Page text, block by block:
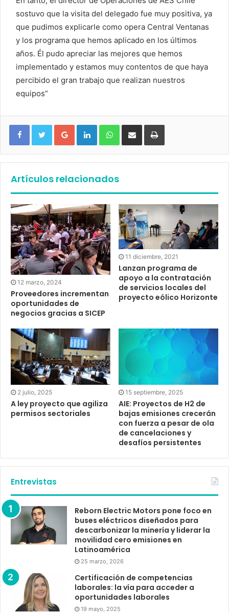
sostuvo que la visita del delegado fue muy positiva, ya
que pudimos explicarle como opera Central Ventanas
y los programa que hemos aplicado en los últimos
años. Él pudo apreciar las mejores que hemos
implementado y estamos muy contentos de que haya
percibido el gran trabajo que realizan nuestros
equipos”
Google+ LinkedIn WhatsApp
Artículos relacionados
12 marzo, 2024
Proveedores incrementan
oportunidades de
negocios gracias a SICEP
11 diciembre, 2021
Lanzan programa de
apoyo a la contratación
de servicios locales del
proyecto eólico Horizonte
2 julio, 2025
A ley proyecto que agiliza
permisos sectoriales
15 septiembre, 2025
AIE: Proyectos de H2 de
bajas emisiones crecerán
con fuerza a pesar de ola
de cancelaciones y
desafíos persistentes
Entrevistas
Reborn Electric Motors pone foco en
buses eléctricos diseñados para
descarbonizar la minería y liderar la
movilidad cero emisiones en
Latinoamérica
25 marzo, 2026
Certificación de competencias
laborales: la vía para acceder a
oportunidades laborales
19 mayo, 2025